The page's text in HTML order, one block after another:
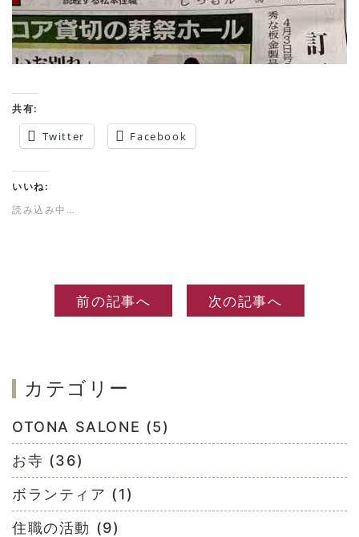
共有:
Twitter Facebook
いいね:
読み込み中…
前の記事へ 次の記事へ
カテゴリー
OTONA SALONE (5)
お寺 (36)
ボランティア (1)
住職の活動 (9)